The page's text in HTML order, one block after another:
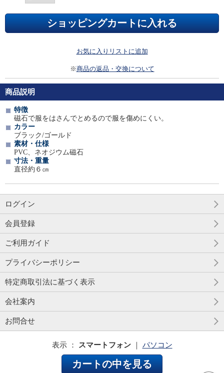
お気に入りリストに追加
※商品の返品・交換について
商品説明
特徴
磁石で服をはさんでとめるので服を傷めにくい。
カラー
ブラック/ゴールド
素材・仕様
PVC、ネオジウム磁石
寸法・重量
直径約６㎝
ログイン
会員登録
ご利用ガイド
プライバシーポリシー
特定商取引法に基づく表示
会社案内
お問合せ
表示 ： スマートフォン｜ パソコン
カートの中を見る